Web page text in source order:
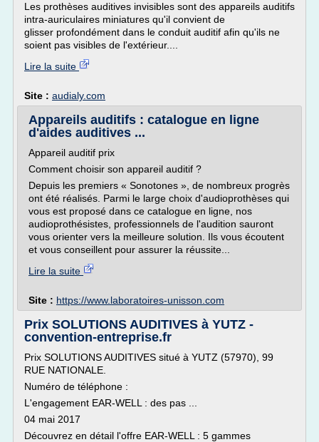
Les prothèses auditives invisibles sont des appareils auditifs
intra-auriculaires miniatures qu'il convient de
glisser profondément dans le conduit auditif afin qu'ils ne
soient pas visibles de l'extérieur....
Lire la suite
Site : audialy.com
Appareils auditifs : catalogue en ligne
d'aides auditives ...
Appareil auditif prix
Comment choisir son appareil auditif ?
Depuis les premiers « Sonotones », de nombreux progrès
ont été réalisés. Parmi le large choix d'audioprothèses qui
vous est proposé dans ce catalogue en ligne, nos
audioprothésistes, professionnels de l'audition sauront
vous orienter vers la meilleure solution. Ils vous écoutent
et vous conseillent pour assurer la réussite...
Lire la suite
Site : https://www.laboratoires-unisson.com
Prix SOLUTIONS AUDITIVES à YUTZ -
convention-entreprise.fr
Prix SOLUTIONS AUDITIVES situé à YUTZ (57970), 99
RUE NATIONALE.
Numéro de téléphone :
L'engagement EAR-WELL : des pas ...
04 mai 2017
Découvrez en détail l'offre EAR-WELL : 5 gammes